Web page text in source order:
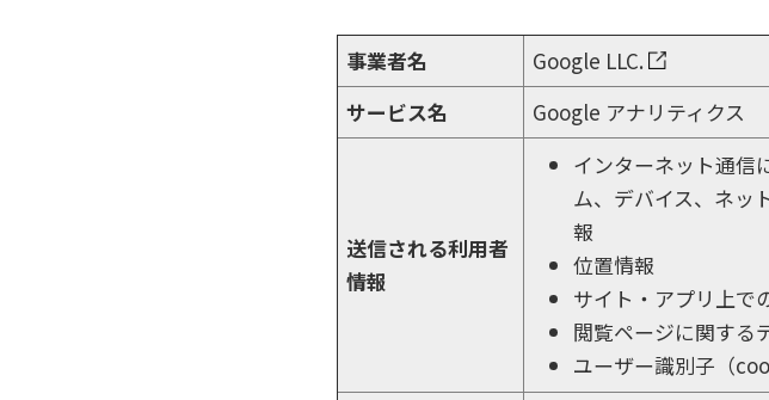
事業者名
Google LLC.
サービス名
Google アナリティクス
送信される利用者
情報
インターネット通信
ム、デバイス、ネッ
報
位置情報
サイト・アプリ上で
閲覧ページに関する
ユーザー識別子（